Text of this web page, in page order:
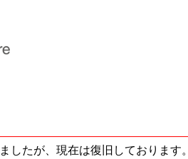
したが、現在は復旧しております。